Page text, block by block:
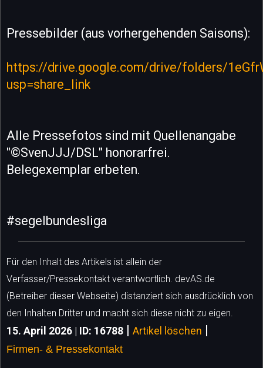
Pressebilder (aus vorhergehenden Saisons):
https://drive.google.com/drive/folders/
usp=share_link
Alle Pressefotos sind mit Quellenangabe
"©SvenJJJ/DSL" honorarfrei.
Belegexemplar erbeten.
#segelbundesliga
Für den Inhalt des Artikels ist allein der
Verfasser/Pressekontakt verantwortlich. devAS.de
(Betreiber dieser Webseite) distanziert sich ausdrücklich von
den Inhalten Dritter und macht sich diese nicht zu eigen.
15. April 2026 | ID: 16788 | Artikel löschen |
Firmen- & Pressekontakt